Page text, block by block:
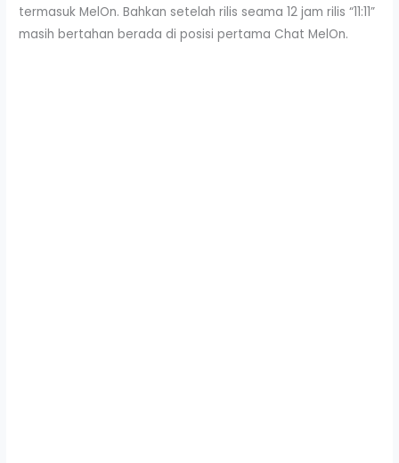
termasuk MelOn. Bahkan setelah rilis seama 12 jam rilis “11:11”
masih bertahan berada di posisi pertama Chat MelOn.